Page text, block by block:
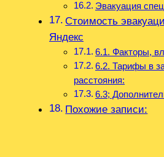
Эвакуация
Стоимость
Яндекс
6.1. Факторы,
6.2. Тарифы в
расстояния:
6.3;
Похожие записи: